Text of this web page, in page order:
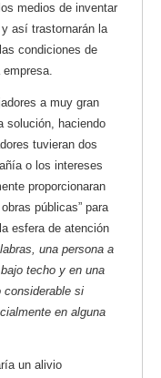
medios de inventar
así trastornarán la
condiciones de
a muy gran
solución, haciendo
tuvieran dos
o los intereses
proporcionaran
públicas” para
esfera de atención
una persona a
techo y en una
considerable si
en alguna
un alivio